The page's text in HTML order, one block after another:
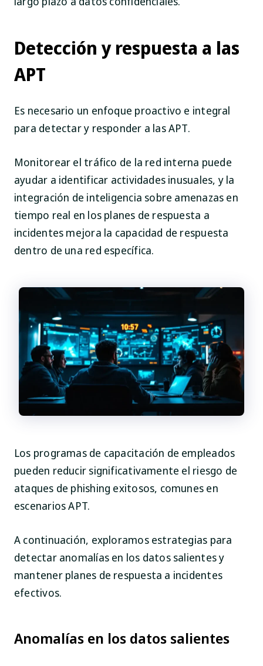
Detección y respuesta a las
APT
Es necesario un enfoque proactivo e integral
para detectar y responder a las APT.
Monitorear el tráfico de la red interna puede
ayudar a identificar actividades inusuales, y la
integración de inteligencia sobre amenazas en
tiempo real en los planes de respuesta a
incidentes mejora la capacidad de respuesta
dentro de una red específica.
Los programas de capacitación de empleados
pueden reducir significativamente el riesgo de
ataques de phishing exitosos, comunes en
escenarios APT.
A continuación, exploramos estrategias para
detectar anomalías en los datos salientes y
mantener planes de respuesta a incidentes
efectivos.
Anomalías en los datos salientes